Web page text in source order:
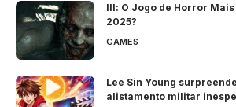
Ill: O Jogo de Horror
2025?
GAMES
Lee Sin Young
alistamento militar